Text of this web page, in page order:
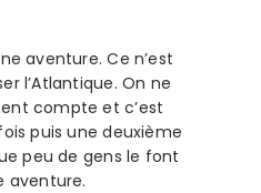
aventure. Ce n’est
l’Atlantique. On ne
compte et c’est
puis une deuxième
peu de gens le font
aventure.